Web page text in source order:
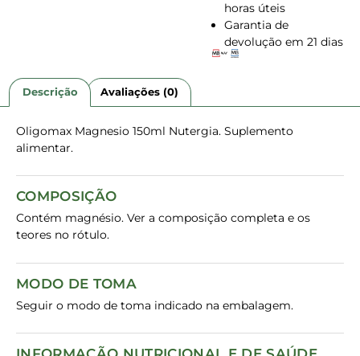
horas úteis
Garantia de
devolução em 21 dias
Descrição Avaliações (0)
Oligomax Magnesio 150ml Nutergia. Suplemento
alimentar.
COMPOSIÇÃO
Contém magnésio. Ver a composição completa e os
teores no rótulo.
MODO DE TOMA
Seguir o modo de toma indicado na embalagem.